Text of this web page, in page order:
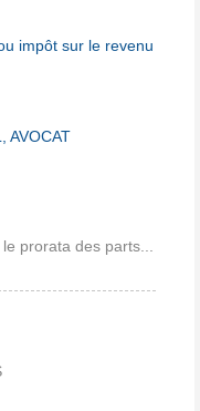
impôt sur le revenu
AVOCAT
prorata des parts...